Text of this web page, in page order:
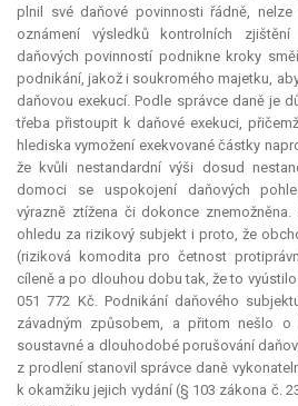
plnil své daňové povinnosti řádně,
oznámení výsledků kontrolních
daňových povinností podnikne kroky
podnikání, jakož i soukromého majetku,
daňovou exekucí. Podle správce daně je
třeba přistoupit k daňové exekuci,
hlediska vymožení exekvované částky
že kvůli nestandardní výši dosud
domoci se uspokojení daňových
výrazně ztížena či dokonce
ohledu za rizikový subjekt i proto, že
(riziková
komodita pro četnost
cíleně a po dlouhou dobu tak, že to
051 772 Kč. Podnikání daňového
závadným způsobem, a přitom nešlo
soustavné a dlouhodobé porušování
z prodlení stanovil správce daně
k okamžiku jejich vydání (§ 103 zákona č.